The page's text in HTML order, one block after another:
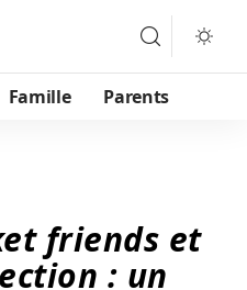
Famille Parents
friends et
: un